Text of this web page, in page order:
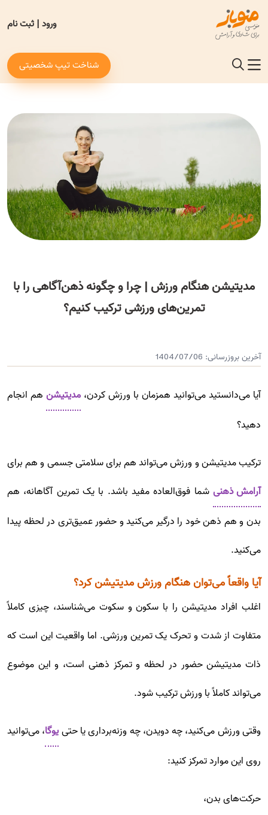
ورود| ثبت نام
شناخت تیپ شخصیتی
مدیتیشن هنگام ورزش | چرا و چگونه ذهن‌آگاهی را با
تمرین‌های ورزشی ترکیب کنیم؟
آخرین بروزرسانی: 1404/07/06
آیا می‌دانستید می‌توانید همزمان با ورزش کردن، مدیتیشن هم انجام
دهید؟
ترکیب مدیتیشن و ورزش می‌تواند هم برای سلامتی جسمی و هم برای
آرامش ذهنی شما فوق‌العاده مفید باشد. با یک تمرین آگاهانه، هم
بدن و هم ذهن خود را درگیر می‌کنید و حضور عمیق‌تری در لحظه پیدا
می‌کنید.
آیا واقعاً می‌توان هنگام ورزش مدیتیشن کرد؟
اغلب افراد مدیتیشن را با سکون و سکوت می‌شناسند، چیزی کاملاً
متفاوت از شدت و تحرک یک تمرین ورزشی. اما واقعیت این است که
ذات مدیتیشن حضور در لحظه و تمرکز ذهنی است، و این موضوع
می‌تواند کاملاً با ورزش ترکیب شود.
وقتی ورزش می‌کنید، چه دویدن، چه وزنه‌برداری یا حتییوگا، می‌توانید
روی این موارد تمرکز کنید:
حرکت‌های بدن،